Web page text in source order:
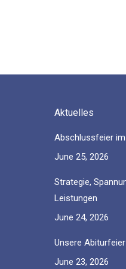
Aktuelles
Abschlussfeier
June 25, 2026
Strategie,
Leistungen
June 24, 2026
Unsere
June 23, 2026